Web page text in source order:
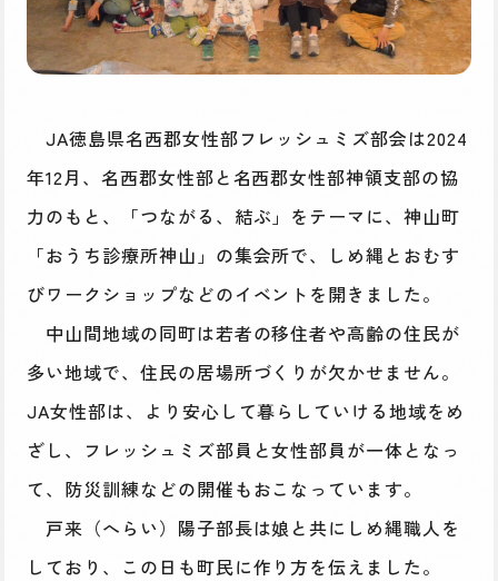
JA徳島県名西郡女性部フレッシュミズ部会は2024
年12月、名西郡女性部と名西郡女性部神領支部の協
力のもと、「つながる、結ぶ」をテーマに、神山町
「おうち診療所神山」の集会所で、しめ縄とおむす
びワークショップなどのイベントを開きました。
中山間地域の同町は若者の移住者や高齢の住民が
多い地域で、住民の居場所づくりが欠かせません。
JA女性部は、より安心して暮らしていける地域をめ
ざし、フレッシュミズ部員と女性部員が一体となっ
て、防災訓練などの開催もおこなっています。
戸来（へらい）陽子部長は娘と共にしめ縄職人を
しており、この日も町民に作り方を伝えました。